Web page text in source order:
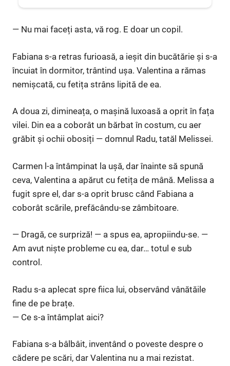
— Nu mai faceți asta, vă rog. E doar un copil.
Fabiana s-a retras furioasă, a ieșit din bucătărie și s-a
încuiat în dormitor, trântind ușa. Valentina a rămas
nemișcată, cu fetița strâns lipită de ea.
A doua zi, dimineața, o mașină luxoasă a oprit în fața
vilei. Din ea a coborât un bărbat în costum, cu aer
grăbit și ochii obosiți — domnul Radu, tatăl Melissei.
Carmen l-a întâmpinat la ușă, dar înainte să spună
ceva, Valentina a apărut cu fetița de mână. Melissa a
fugit spre el, dar s-a oprit brusc când Fabiana a
coborât scările, prefăcându-se zâmbitoare.
— Dragă, ce surpriză! — a spus ea, apropiindu-se. —
Am avut niște probleme cu ea, dar… totul e sub
control.
Radu s-a aplecat spre fiica lui, observând vânătăile
fine de pe brațe.
— Ce s-a întâmplat aici?
Fabiana s-a bâlbâit, inventând o poveste despre o
cădere pe scări, dar Valentina nu a mai rezistat.